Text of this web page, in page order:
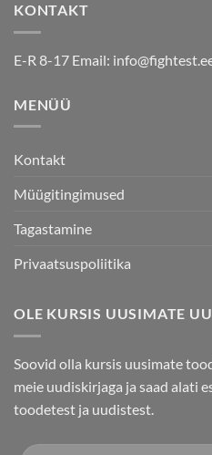
options
page
KONTAKT
E-R 8-17 Email:
MENÜÜ
Kontakt
Müügitingimused
Tagastamine
Privaatsuspoliitika
OLE KURSIS UUSIMATE
Soovid olla kursis uusimate
meie uudiskirjaga ja saad alati
toodetest ja uudistest.